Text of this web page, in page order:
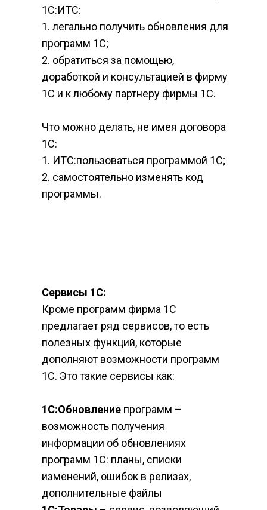
1С:ИТС:
1. легально получить обновления для
программ 1С;
2. обратиться за помощью,
доработкой и консультацией в фирму
1С и к любому партнеру фирмы 1С.
Что можно делать, не имея договора
1С:
1. ИТС:пользоваться программой 1С;
2. самостоятельно изменять код
программы.
Сервисы 1С:
Кроме программ фирма 1С
предлагает ряд сервисов, то есть
полезных функций, которые
дополняют возможности программ
1С. Это такие сервисы как:
1С:Обновление программ –
возможность получения
информации об обновлениях
программ 1С: планы, списки
изменений, ошибок в релизах,
дополнительные файлы